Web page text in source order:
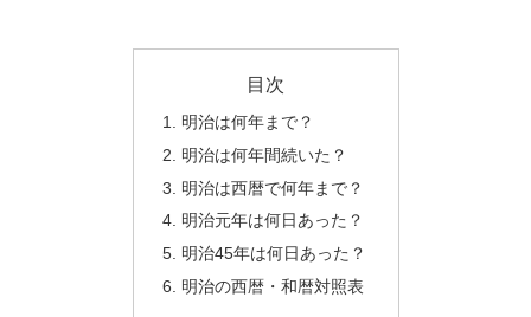
目次
明治は何年まで？
明治は何年間続いた？
明治は西暦で何年まで？
明治元年は何日あった？
明治45年は何日あった？
明治の西暦・和暦対照表